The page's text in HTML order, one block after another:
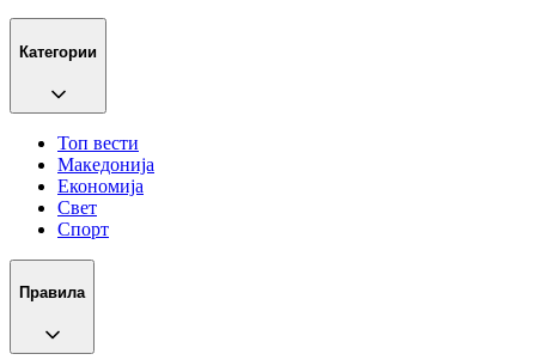
Категории
Топ вести
Македонија
Економија
Свет
Спорт
Правила